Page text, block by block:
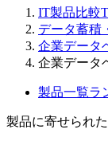
IT製品比較
データ蓄積
企業データ
企業データ
製品一覧ラ
製品に寄せられ